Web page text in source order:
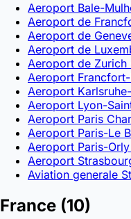
Aeroport Bale-
Aeroport de
Aeroport de
Aeroport de
Aeroport de Zurich
Aeroport
Aeroport
Aeroport Lyon-
Aeroport Paris
Aeroport Paris-Le
Aeroport Paris-Orly
Aeroport
Aviation generale
France (10)